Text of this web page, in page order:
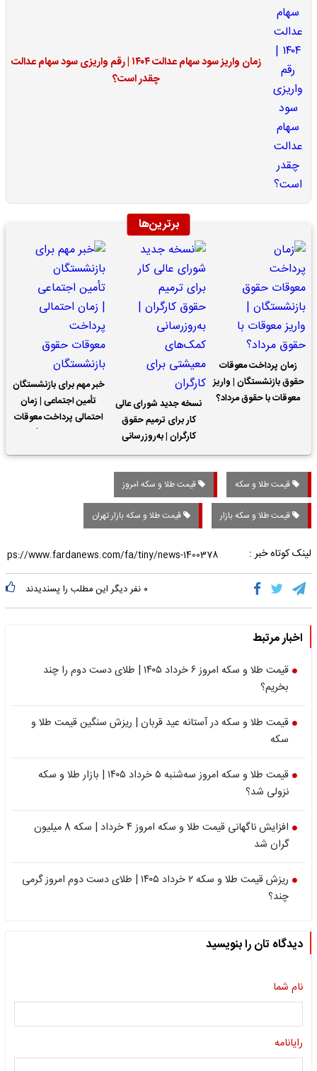
زمان واریز سود سهام عدالت ۱۴۰۴ | رقم واریزی سود سهام عدالت
چقدر است؟
برترین‌ها
زمان پرداخت معوقات
حقوق بازنشستگان | واریز
معوقات با حقوق مرداد؟
نسخه جدید شورای عالی
کار برای ترمیم حقوق
کارگران | به‌روزرسانی
کمک‌های معیشتی برای
کارگران
خبر مهم برای بازنشستگان
تأمین اجتماعی | زمان
احتمالی پرداخت معوقات
قیمت طلا و سکه قیمت طلا و سکه امروز
قیمت طلا و سکه بازار قیمت طلا و سکه بازار تهران
لینک کوتاه خبر :
۰ نفر دیگر این مطلب را پسندیدند
اخبار مرتبط
قیمت طلا و سکه امروز ۶ خرداد ۱۴۰۵ | طلای دست دوم را چند
بخریم؟
قیمت طلا و سکه در آستانه عید قربان | ریزش سنگین قیمت طلا و
سکه
قیمت طلا و سکه امروز سه‌شنبه ۵ خرداد ۱۴۰۵ | بازار طلا و سکه
نزولی شد؟
افزایش ناگهانی قیمت طلا و سکه امروز ۴ خرداد | سکه 8 میلیون
گران شد
ریزش قیمت طلا و سکه ۲ خرداد ۱۴۰۵ | طلای دست دوم امروز گرمی
چند؟
دیدگاه تان را بنویسید
نام شما
رایانامه